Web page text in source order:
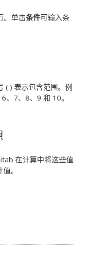
。单击条件可输入条
(:) 表示包含范围。例
、7、8、9 和 10。
在计算中将这些值
。